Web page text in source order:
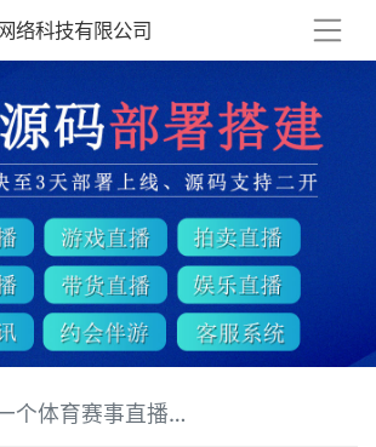
络科技有限公司
赛事直播平台需要多少钱方案